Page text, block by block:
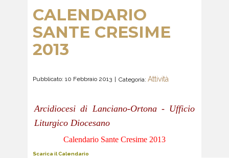
CALENDARIO
SANTE CRESIME
2013
Pubblicato: 10 Febbraio 2013 Categoria: Attività
Arcidiocesi di Lanciano-Ortona - Ufficio
Liturgico Diocesano
Calendario Sante Cresime 2013
Scarica il Calendario